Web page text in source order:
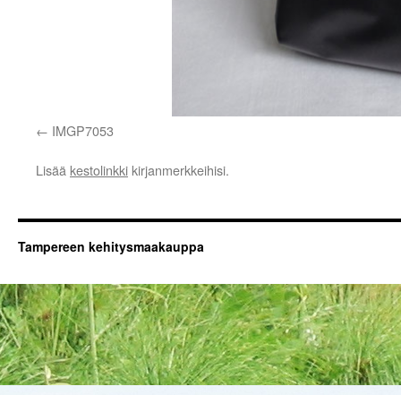
IMGP7053
Lisää kestolinkki kirjanmerkkeihisi.
Tampereen kehitysmaakauppa